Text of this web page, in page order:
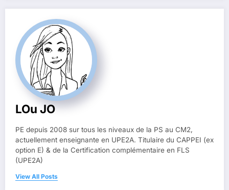
LOu JO
PE depuis 2008 sur tous les niveaux de la PS au CM2,
actuellement enseignante en UPE2A. Titulaire du CAPPEI (ex
option E) & de la Certification complémentaire en FLS
(UPE2A)
View All Posts